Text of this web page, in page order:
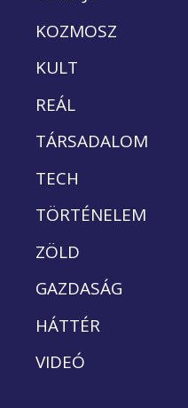
KOZMOSZ
KULT
REÁL
TÁRSADALOM
TECH
TÖRTÉNELEM
ZÖLD
GAZDASÁG
HÁTTÉR
VIDEÓ